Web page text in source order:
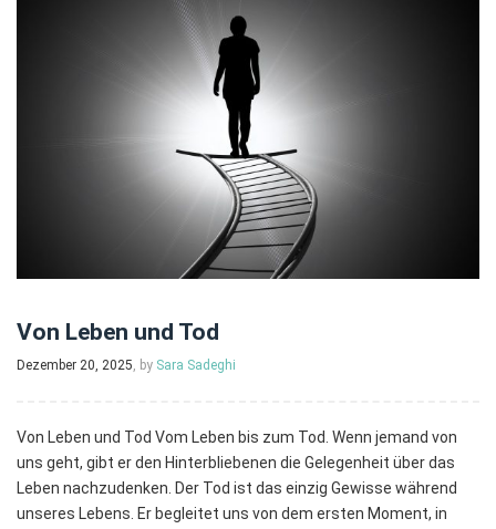
Von Leben und Tod
Dezember 20, 2025, by Sara Sadeghi
Von Leben und Tod Vom Leben bis zum Tod. Wenn jemand von
uns geht, gibt er den Hinterbliebenen die Gelegenheit über das
Leben nachzudenken. Der Tod ist das einzig Gewisse während
unseres Lebens. Er begleitet uns von dem ersten Moment, in